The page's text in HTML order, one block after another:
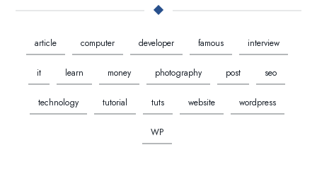
article computer developer famous interview
it learn money photography post seo
technology tutorial tuts website wordpress
WP